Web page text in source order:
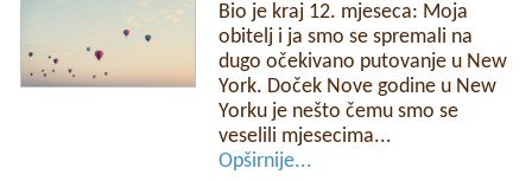
Bio je kraj 12. mjeseca: Moja
obitelj i ja smo se spremali na
dugo očekivano putovanje u New
York. Doček Nove godine u New
Yorku je nešto čemu smo se
veselili mjesecima...
Opširnije...